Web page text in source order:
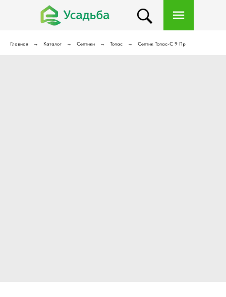
Главная Каталог Септики Топас Септик Топас-С 9 Пр